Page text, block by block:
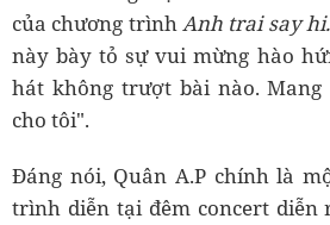
của chương trìnhAnh trai say hi.
này bày tỏ sự vui mừng hào
hát không trượt bài nào. Mang
cho tôi".
Đáng nói, Quân A.P chính là
trình diễn tại đêm concert diễn